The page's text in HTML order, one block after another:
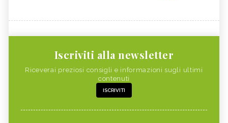
Iscriviti alla newsletter
Riceverai preziosi consigli e informazioni sugli ultimi
contenuti
ISCRIVITI